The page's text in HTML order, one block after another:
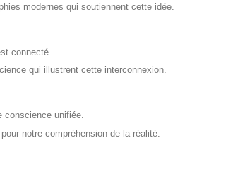
modernes qui soutiennent cette idée.
connecté.
qui illustrent cette interconnexion.
conscience unifiée.
notre compréhension de la réalité.